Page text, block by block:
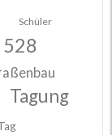
Schüler
528
Tagung